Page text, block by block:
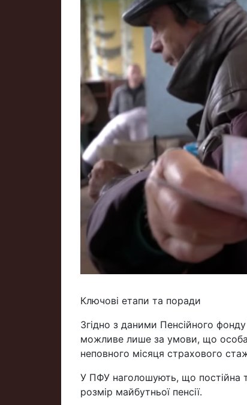
Ключові етапи та поради
Згідно з даними Пенсійного
можливе лише за умови, що особа
неповного місяця страхового
У ПФУ наголошують, що постійна
розмір майбутньої пенсії.